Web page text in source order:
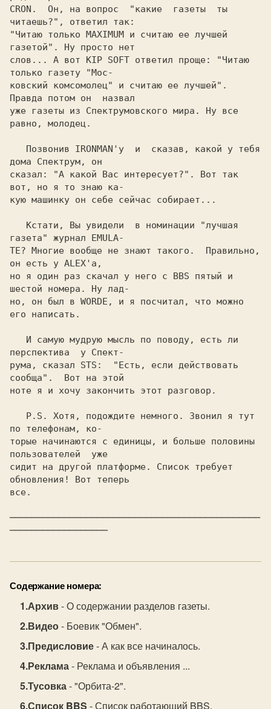
CRON.  Он, на вопрос  "какие  газеты  ты
читаешь?", ответил так:
"Читаю только MAXIMUM и считаю ее лучшей
газетой". Ну просто нет
слов... А вот KIP SOFT ответил проще: "Читаю
только газету "Мос-
ковский комсомолец" и считаю ее лучшей".
Правда потом он  назвал
уже газеты из Спектрумовского мира. Ну все
равно, молодец.
дома Спектрум, он
сказал: "А какой Вас интересует?". Вот так
вот, но я то знаю ка-
кую машинку он себе сейчас собирает...
газета" журнал EMULA-
TE? Многие вообще не знают такого.  Правильно,
он есть у ALEX'а,
но я один раз скачал у него с BBS пятый и
шестой номера. Ну лад-
но, он был в WORDE, и я посчитал, что можно
его написать.
перспектива  у Спект-
рума, сказал STS:  "Есть, если действовать
сообща".  Вот на этой
ноте я и хочу закончить этот разговор.
по телефонам, ко-
торые начинаются с единицы, и больше половины
пользователей  уже
сидит на другой платформе. Список требует
обновления! Вот теперь
все.
──────────────────────────────────────────────
──────────────────
Содержание номера:
Архив- О содержании разделов газеты.
Видео- Боевик "Обмен".
Предисловие- А как все начиналось.
Реклама- Реклама и объявления ...
Тусовка- "Орбита-2".
Список BBS - Список работающий BBS.